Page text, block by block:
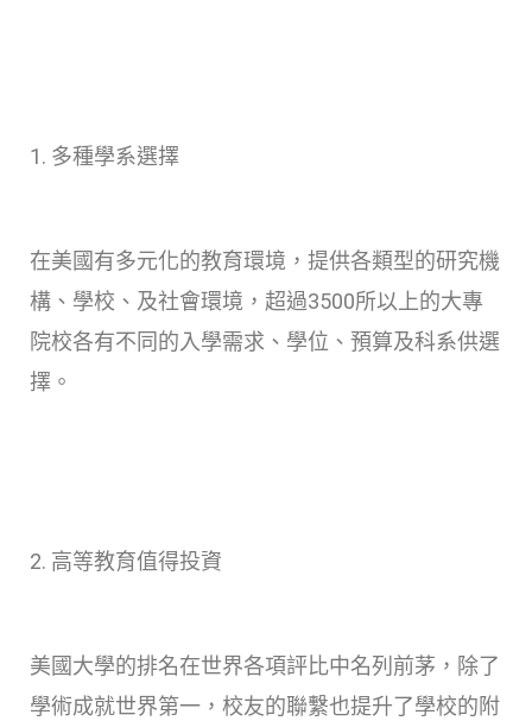
1. 多種學系選擇
在美國有多元化的教育環境，提供各類型的研究機
構、學校、及社會環境，超過3500所以上的大專
院校各有不同的入學需求、學位、預算及科系供選
擇。
2. 高等教育值得投資
美國大學的排名在世界各項評比中名列前茅，除了
學術成就世界第一，校友的聯繫也提升了學校的附